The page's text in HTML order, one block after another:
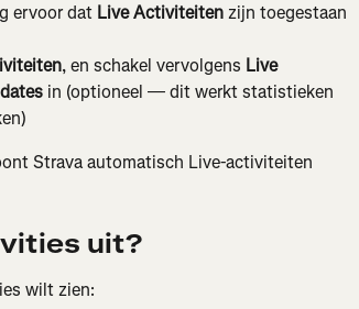
ervoor dat Live Activiteiten zijn toegestaan
, en schakel vervolgens Live
in (optioneel — dit werkt statistieken
Strava automatisch Live-activiteiten
uit?
wilt zien: